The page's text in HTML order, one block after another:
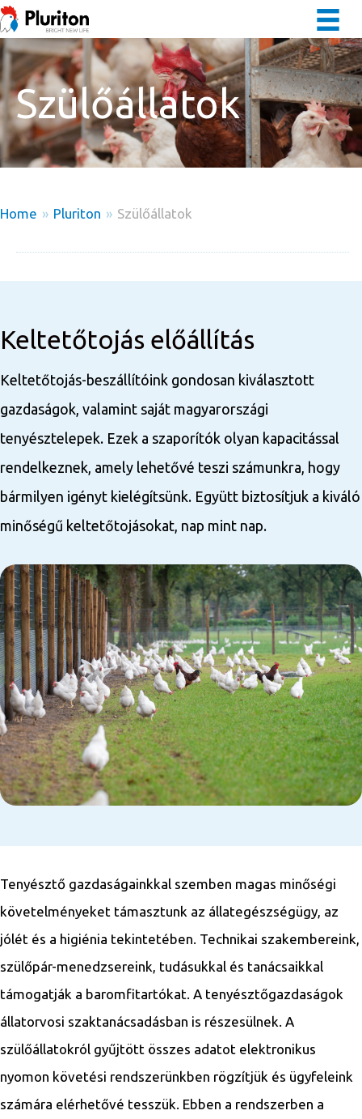
Szülőállatok
Home » Pluriton » Szülőállatok
Keltetőtojás előállítás
Keltetőtojás-beszállítóink gondosan kiválasztott
gazdaságok, valamint saját magyarországi
tenyésztelepek. Ezek a szaporítók olyan kapacitással
rendelkeznek, amely lehetővé teszi számunkra, hogy
bármilyen igényt kielégítsünk. Együtt biztosítjuk a kiváló
minőségű keltetőtojásokat, nap mint nap.
Tenyésztő gazdaságainkkal szemben magas minőségi
követelményeket támasztunk az állategészségügy, az
jólét és a higiénia tekintetében. Technikai szakembereink,
szülőpár-menedzsereink, tudásukkal és tanácsaikkal
támogatják a baromfitartókat. A tenyésztőgazdaságok
állatorvosi szaktanácsadásban is részesülnek. A
szülőállatokról gyűjtött összes adatot elektronikus
nyomon követési rendszerünkben rögzítjük és ügyfeleink
számára elérhetővé tesszük. Ebben a rendszerben a